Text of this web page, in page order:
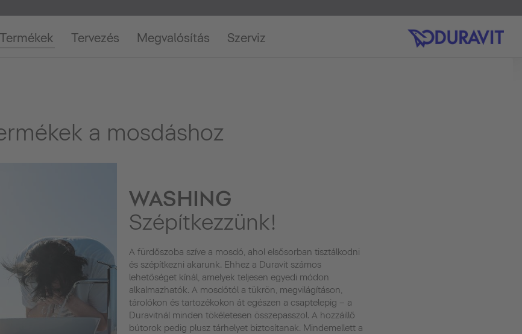
Termékek Tervezés Megvalósítás Szerviz
a mosdáshoz
WASHING
Szépítkezzünk!
A fürdőszoba szíve a mosdó, ahol elsősorban tisztálkodni
és szépítkezni akarunk. Ehhez a Duravit számos
lehetőséget kínál, amelyek teljesen egyedi módon
alkalmazhatók. A mosdótól a tükrön, megvilágításon,
tárolókon és tartozékokon át egészen a csaptelepig – a
Duravitnál minden tökéletesen összepasszol. A hozzáillő
bútorok pedig plusz tárhelyet biztosítanak. Mindemellett a